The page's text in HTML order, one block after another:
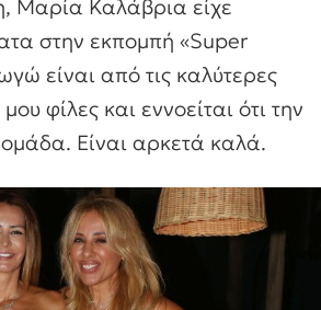
Μαρία Καλάβρια είχε
στην εκπομπή «Super
είναι από τις καλύτερες
φίλες και εννοείται ότι την
Είναι αρκετά καλά.